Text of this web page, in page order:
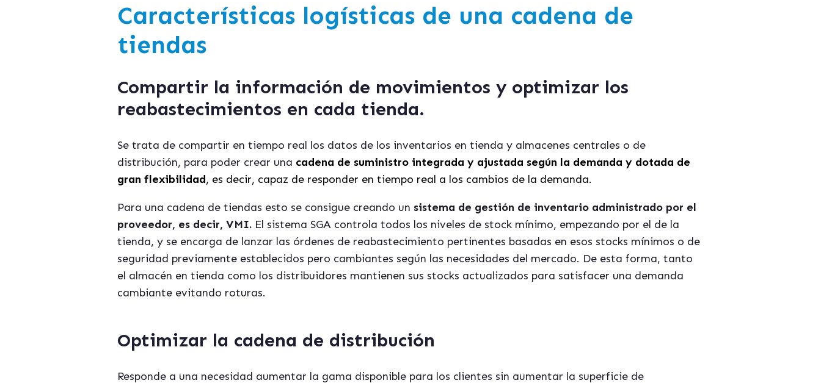
Características logísticas de una cadena de
tiendas
Compartir la información de movimientos y optimizar los
reabastecimientos en cada tienda.
Se trata de compartir en tiempo real los datos de los inventarios en tienda y almacenes centrales o de
distribución, para poder crear una cadena de suministro integrada y ajustada según la demanda y dotada de
gran flexibilidad, es decir, capaz de responder en tiempo real a los cambios de la demanda.
Para una cadena de tiendas esto se consigue creando un sistema de gestión de inventario administrado por el
proveedor, es decir, VMI. El sistema SGA controla todos los niveles de stock mínimo, empezando por el de la
tienda, y se encarga de lanzar las órdenes de reabastecimiento pertinentes basadas en esos stocks mínimos o de
seguridad previamente establecidos pero cambiantes según las necesidades del mercado. De esta forma, tanto
el almacén en tienda como los distribuidores mantienen sus stocks actualizados para satisfacer una demanda
cambiante evitando roturas.
Optimizar la cadena de distribución
Responde a una necesidad aumentar la gama disponible para los clientes sin aumentar la superficie de